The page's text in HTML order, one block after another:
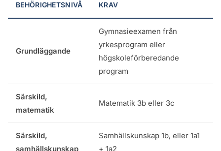
BEHÖRIGHETSNIVÅ KRAV
Grundläggande
Gymnasieexamen från
yrkesprogram eller
högskoleförberedande
program
Särskild,
matematik
Matematik 3b eller 3c
Särskild,
samhällskunskap
Samhällskunskap 1b, eller 1a1
+ 1a2